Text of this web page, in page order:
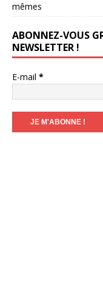
mêmes
ABONNEZ-VOUS
NEWSLETTER !
E-mail *